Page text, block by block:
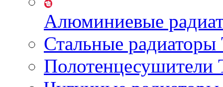
Алюминиевые
Стальные